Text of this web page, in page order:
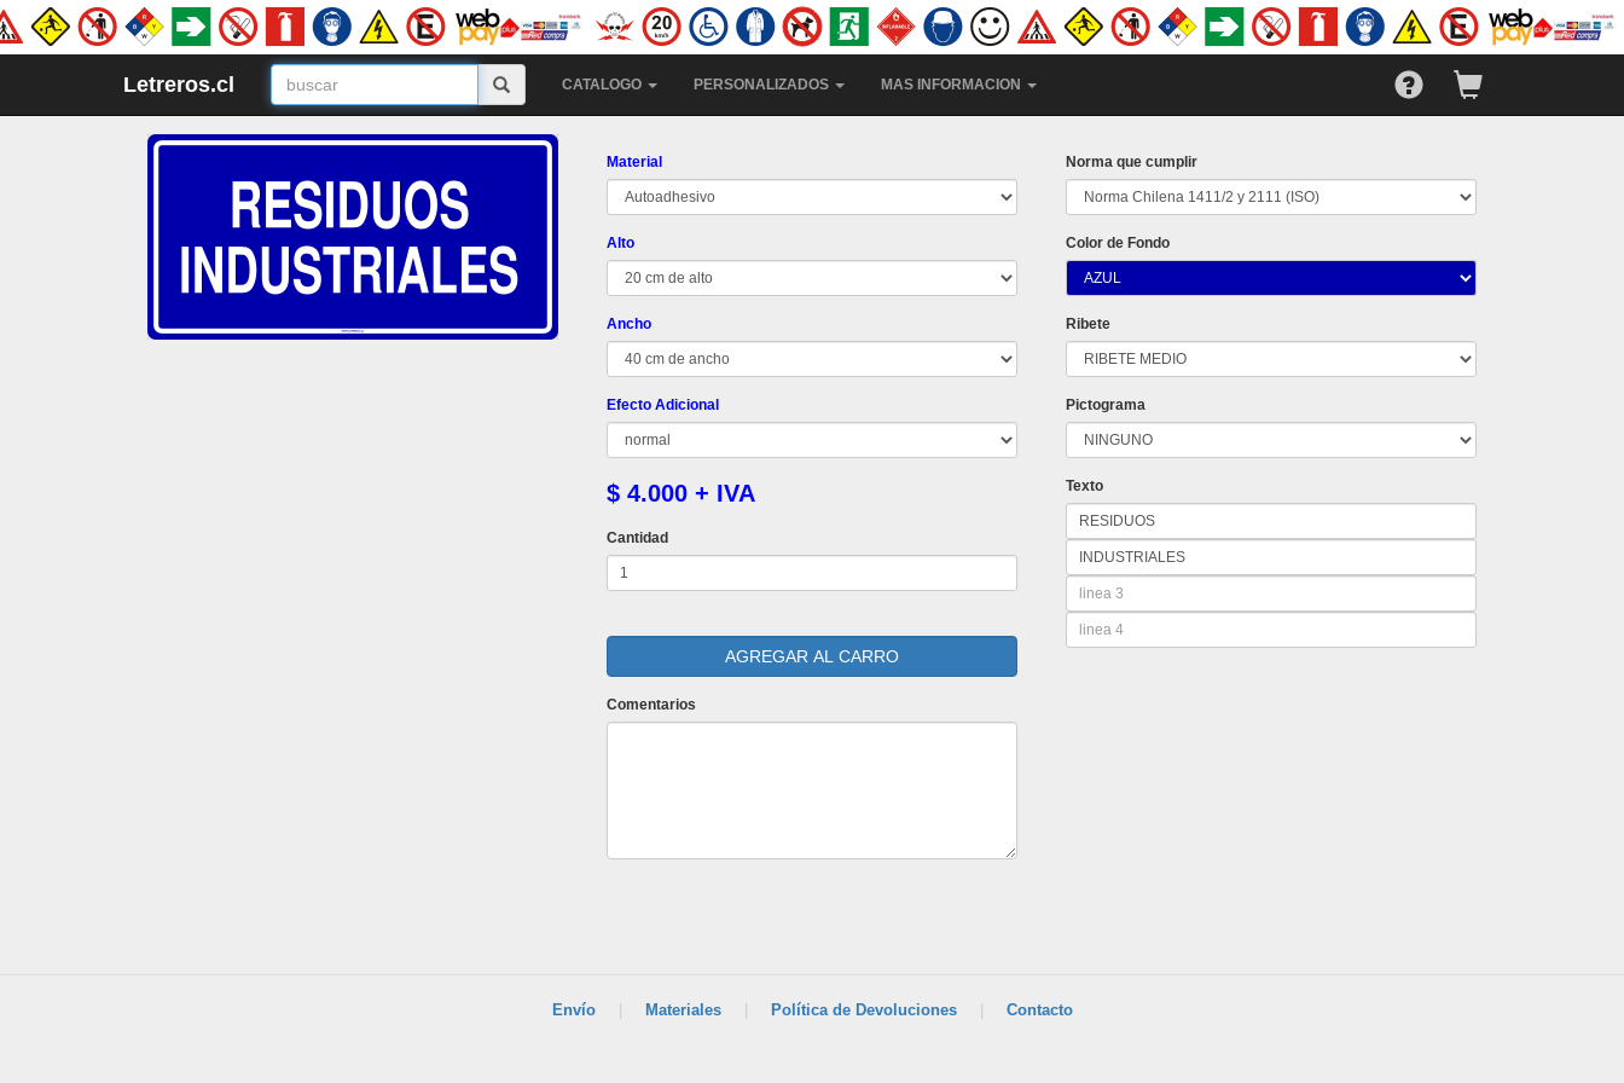
Letreros.cl CATALOGO PERSONALIZADOS MAS INFORMACION
Material
Alto
Ancho
Efecto Adicional
$ 4.000 + IVA
Cantidad
Comentarios
Norma que cumplir
Color de Fondo
Ribete
Pictograma
Texto
Envío Materiales Política de Devoluciones Contacto